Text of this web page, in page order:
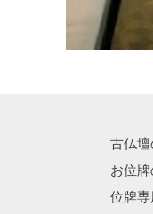
古仏
お位
位牌